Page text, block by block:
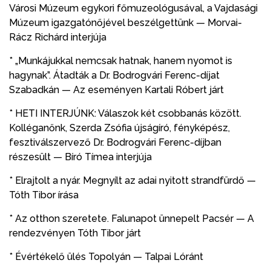
Városi Múzeum egykori főmuzeológusával, a Vajdasági
Múzeum igazgatónőjével beszélgettünk — Morvai-
Rácz Richárd interjúja
* „Munkájukkal nemcsak hatnak, hanem nyomot is
hagynak”. Átadták a Dr. Bodrogvári Ferenc-díjat
Szabadkán — Az eseményen Kartali Róbert járt
* HETI INTERJÚNK: Válaszok két csobbanás között.
Kolléganőnk, Szerda Zsófia újságíró, fényképész,
fesztiválszervező Dr. Bodrogvári Ferenc-díjban
részesült — Bíró Tímea interjúja
* Elrajtolt a nyár. Megnyílt az adai nyitott strandfürdő —
Tóth Tibor írása
* Az otthon szeretete. Falunapot ünnepelt Pacsér — A
rendezvényen Tóth Tibor járt
* Évértékelő ülés Topolyán — Talpai Lóránt